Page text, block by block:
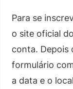
Para se
o site oficial
conta. Depois
formulário
a data e o